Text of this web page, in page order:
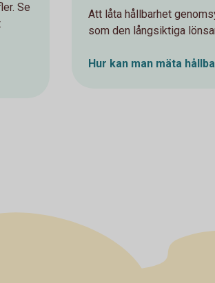
Se
Att låta hållbarhet
som den långsiktiga
Hur kan man mäta